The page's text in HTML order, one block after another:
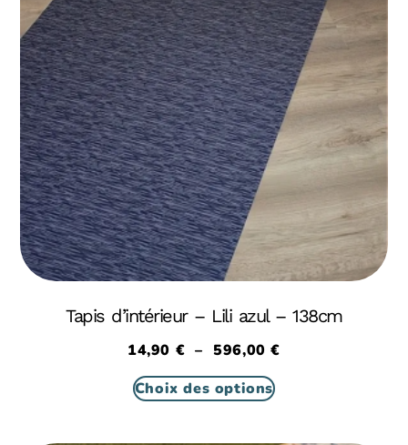
Tapis d’intérieur – Lili azul – 138cm
14,90 € – 596,00€
Choix des options